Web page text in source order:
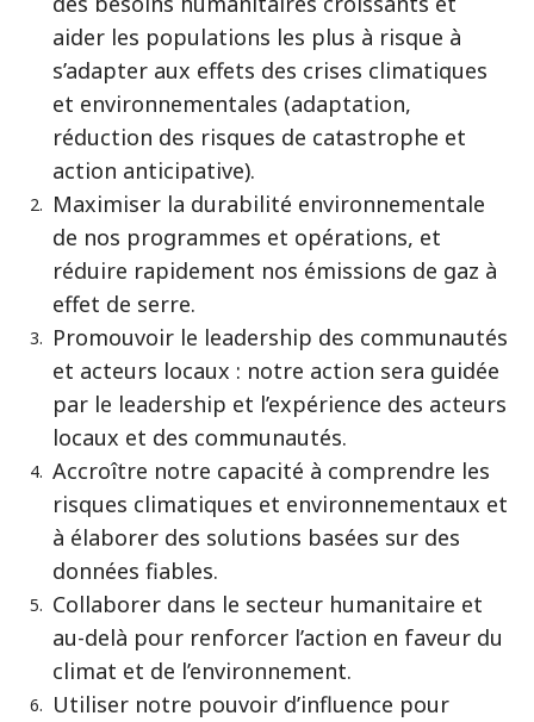
aider les populations les plus à risque à
s’adapter aux effets des crises climatiques
et environnementales (adaptation,
réduction des risques de catastrophe et
action anticipative).
Maximiser la durabilité environnementale
de nos programmes et opérations, et
réduire rapidement nos émissions de gaz à
effet de serre.
Promouvoir le leadership des communautés
et acteurs locaux : notre action sera guidée
par le leadership et l’expérience des acteurs
locaux et des communautés.
Accroître notre capacité à comprendre les
risques climatiques et environnementaux et
à élaborer des solutions basées sur des
données fiables.
Collaborer dans le secteur humanitaire et
au-delà pour renforcer l’action en faveur du
climat et de l’environnement.
Utiliser notre pouvoir d’influence pour